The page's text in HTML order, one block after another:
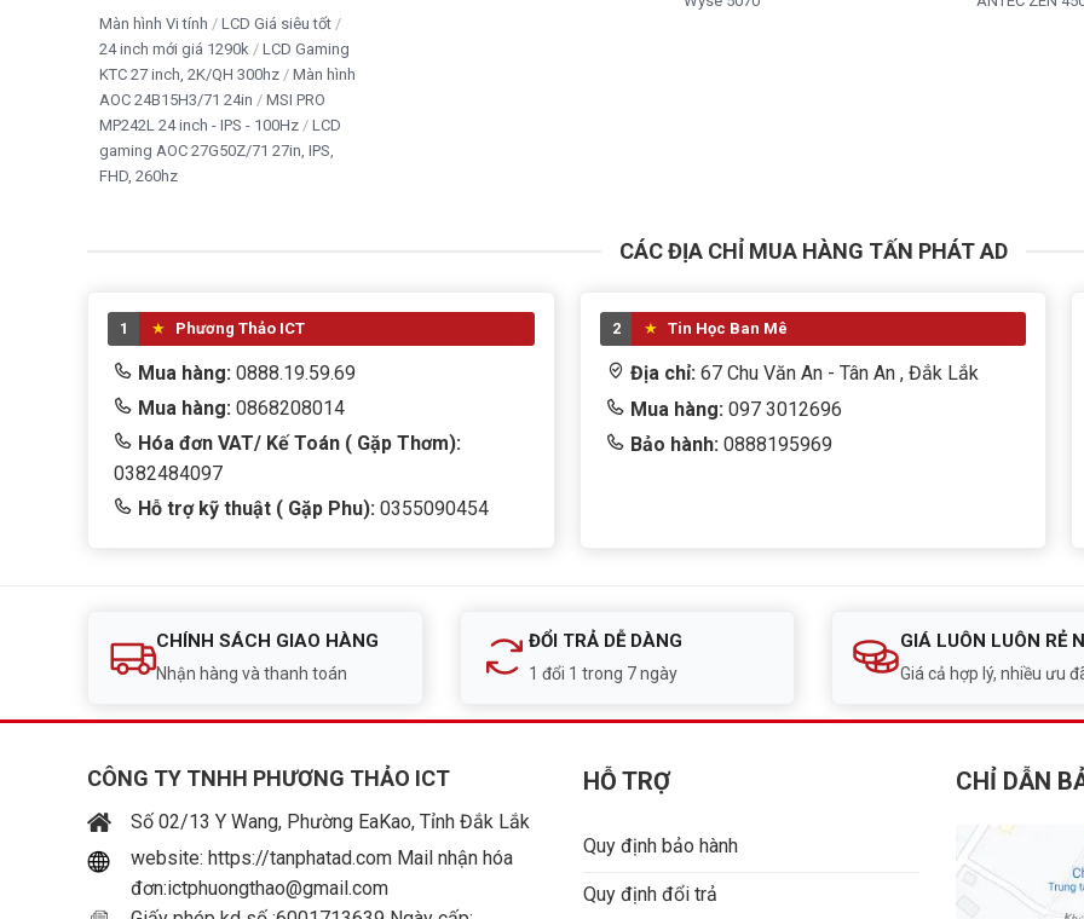
Màn hình Vi tính
LCD Giá siêu tốt
24 inch mới giá 1290k
LCD Gaming
KTC 27 inch, 2K/QH 300hz
Màn hình
AOC 24B15H3/71 24in
MSI PRO
MP242L 24 inch - IPS - 100Hz
LCD
gaming AOC 27G50Z/71 27in, IPS,
FHD, 260hz
CÁC ĐỊA CHỈ MUA HÀNG TẤN PHÁT AD
1 Phương Thảo ICT
Mua hàng: 0888.19.59.69
Mua hàng: 0868208014
Hóa đơn VAT/ Kế Toán ( Gặp Thơm):
0382484097
Hỗ trợ kỹ thuật ( Gặp Phu): 0355090454
2 Tin Học Ban Mê
Địa chỉ: 67 Chu Văn An - Tân An , Đắk Lắk
Mua hàng: 097 3012696
Bảo hành: 0888195969
CHÍNH SÁCH GIAO HÀNG
Nhận hàng và thanh toán
ĐỔI TRẢ DỄ DÀNG
1 đổi 1 trong 7 ngày
GIÁ LUÔN LUÔN RẺ
Giá cả hợp lý, nhiều ưu
CÔNG TY TNHH PHƯƠNG THẢO ICT
Số 02/13 Y Wang, Phường EaKao, Tỉnh Đắk Lắk
website: https://tanphatad.com Mail nhận hóa
đơn:ictphuongthao@gmail.com
HỖ TRỢ
Quy định bảo hành
Quy định đổi trả
CHỈ DẪN